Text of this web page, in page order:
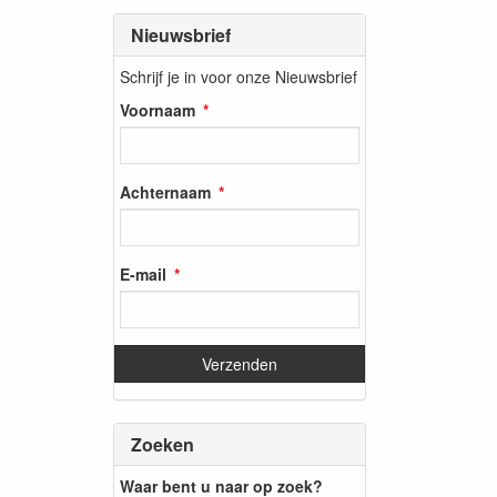
Nieuwsbrief
Schrijf je in voor onze Nieuwsbrief
Voornaam
Achternaam
E-mail
Zoeken
Waar bent u naar op zoek?